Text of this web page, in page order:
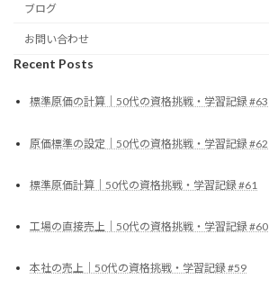
ブログ
お問い合わせ
Recent Posts
標準原価の計算｜50代の資格挑戦・学習記録 #63
原価標準の設定｜50代の資格挑戦・学習記録 #62
標準原価計算｜50代の資格挑戦・学習記録 #61
工場の直接売上｜50代の資格挑戦・学習記録 #60
本社の売上｜50代の資格挑戦・学習記録 #59